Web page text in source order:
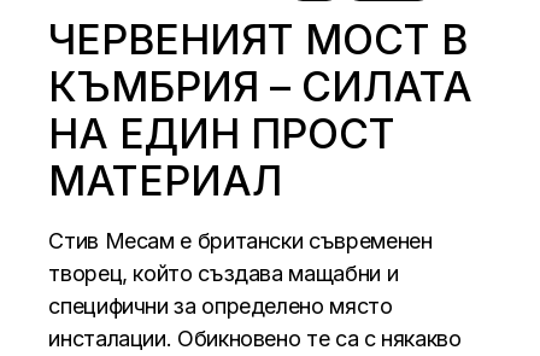
ЧЕРВЕНИЯТ МОСТ В
КЪМБРИЯ – СИЛАТА
НА ЕДИН ПРОСТ
МАТЕРИАЛ
Стив Месам е британски съвременен
творец, който създава мащабни и
специфични за определено място
инсталации. Обикновено те са с някакво